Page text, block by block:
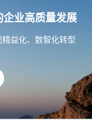
业高质量发展
益化、数智化转型